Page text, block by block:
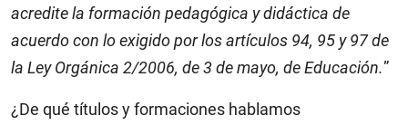
acredite la formación pedagógica y didáctica de
acuerdo con lo exigido por los artículos 94, 95 y 97 de
la Ley Orgánica 2/2006, de 3 de mayo, de Educación.”
¿De qué títulos y formaciones hablamos